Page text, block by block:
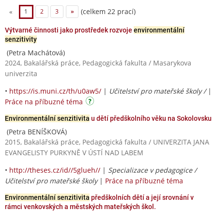
« 1 2 3 » (celkem 22 prací)
Výtvarné činnosti jako prostředek rozvoje environmentální
senzitivity
(Petra Machátová)
2024, Bakalářská práce, Pedagogická fakulta / Masarykova
univerzita
• https://is.muni.cz/th/u0aw5/ | Učitelství pro mateřské školy / |
Práce na příbuzné téma
Environmentální senzitivita u dětí předškolního věku na Sokolovsku
(Petra BENÍŠKOVÁ)
2015, Bakalářská práce, Pedagogická fakulta / UNIVERZITA JANA
EVANGELISTY PURKYNĚ V ÚSTÍ NAD LABEM
• http://theses.cz/id//5glueh// | Specializace v pedagogice /
Učitelství pro mateřské školy| Práce na příbuzné téma
Environmentální senzitivita předškolních dětí a její srovnání v
rámci venkovských a městských mateřských škol.